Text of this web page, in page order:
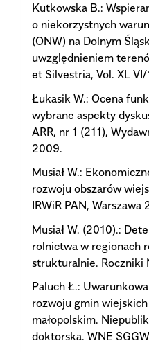
Kutkowska B.:
o niekorzystnych
(ONW) na Dolnym
uwzględnieniem
et Silvestria, Vol. XL
Łukasik W.: Ocena
wybrane aspekty
ARR, nr 1 (211),
2009.
Musiał W.:
rozwoju obszarów
IRWiR PAN, Warszawa
Musiał W. (2010).:
rolnictwa w regionach
strukturalnie. Roczniki
Paluch Ł.:
rozwoju gmin
małopolskim.
doktorska. WNE